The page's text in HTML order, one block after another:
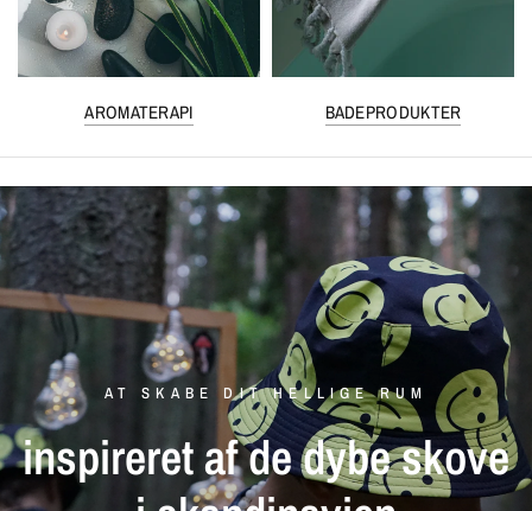
AROMATERAPI BADEPRODUKTER
AT SKABE DIT HELLIGE RUM
inspireretafdedybeskove